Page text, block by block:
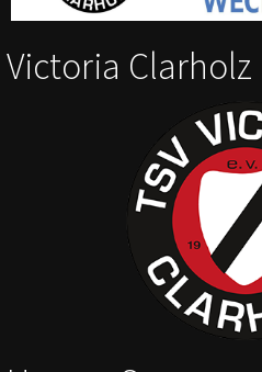
Victoria Clarholz